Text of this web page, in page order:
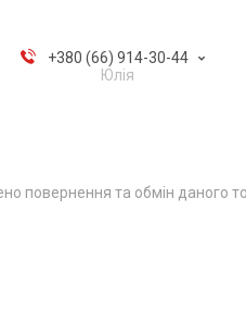
+380 (66) 914-30-44
Юлія
повернення та обмін даного